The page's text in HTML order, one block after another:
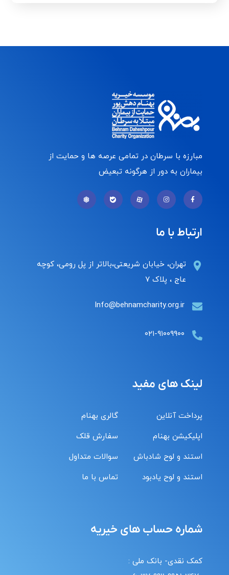
مبارزه با سرطان در تمامی عرصه ها و حمایت از
بیماران به دور از هرگونه تبعیض
ارتباط با ما
تهران، خیابان شریعتی،بالاتر از پل رومی، کوچه
عاج ، پلاک ۷
Info@behnamcharity.org.ir
۰۲۱-۹۱۰۰۹۹۰۰
لینک های مفید
پرداخت آنلاین
اپلیکیشن بهنام
استند و لوح شادباش
استند و لوح یادبود
گالری بهنام
سفارش قلک
سوالات متداول
تماس با ما
شماره حساب های خیریه
کمک نقدی- بانک ملی :